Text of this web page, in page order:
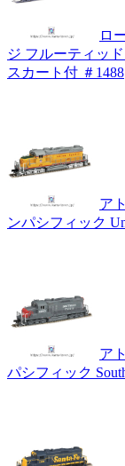
ロ
ジ フルーティッ
スカート付 ＃1488
ア
ンパシフィック
ア
パシフィック